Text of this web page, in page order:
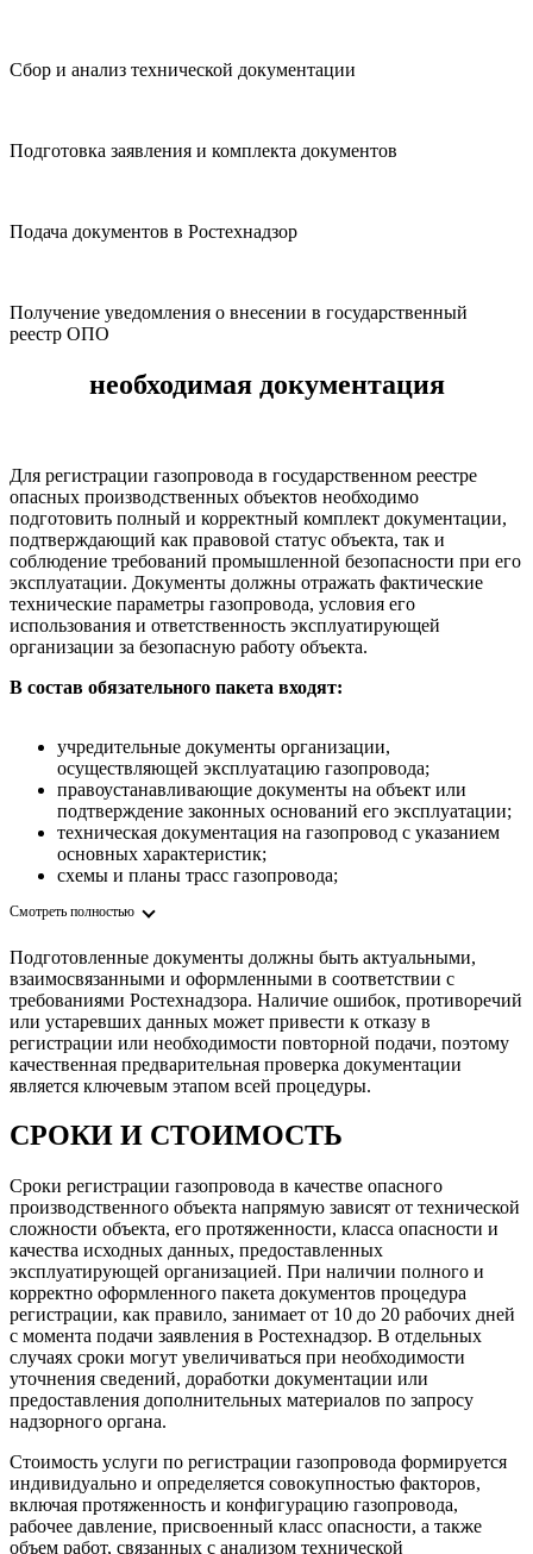
Сбор и анализ технической документации
Подготовка заявления и комплекта документов
Подача документов в Ростехнадзор
Получение уведомления о внесении в государственный
реестр ОПО
необходимая документация
Для регистрации газопровода в государственном реестре
опасных производственных объектов необходимо
подготовить полный и корректный комплект документации,
подтверждающий как правовой статус объекта, так и
соблюдение требований промышленной безопасности при его
эксплуатации. Документы должны отражать фактические
технические параметры газопровода, условия его
использования и ответственность эксплуатирующей
организации за безопасную работу объекта.
В состав обязательного пакета входят:
учредительные документы организации,
осуществляющей эксплуатацию газопровода;
правоустанавливающие документы на объект или
подтверждение законных оснований его эксплуатации;
техническая документация на газопровод с указанием
основных характеристик;
схемы и планы трасс газопровода;
эксплуатации;
производственного объекта и обоснование класса
опасности.
Смотреть полностью
Подготовленные документы должны быть актуальными,
взаимосвязанными и оформленными в соответствии с
требованиями Ростехнадзора. Наличие ошибок, противоречий
или устаревших данных может привести к отказу в
регистрации или необходимости повторной подачи, поэтому
качественная предварительная проверка документации
является ключевым этапом всей процедуры.
СРОКИ И СТОИМОСТЬ
Сроки регистрации газопровода в качестве опасного
производственного объекта напрямую зависят от технической
сложности объекта, его протяженности, класса опасности и
качества исходных данных, предоставленных
эксплуатирующей организацией. При наличии полного и
корректно оформленного пакета документов процедура
регистрации, как правило, занимает от 10 до 20 рабочих дней
с момента подачи заявления в Ростехнадзор. В отдельных
случаях сроки могут увеличиваться при необходимости
уточнения сведений, доработки документации или
предоставления дополнительных материалов по запросу
надзорного органа.
Стоимость услуги по регистрации газопровода формируется
индивидуально и определяется совокупностью факторов,
включая протяженность и конфигурацию газопровода,
рабочее давление, присвоенный класс опасности, а также
объем работ, связанных с анализом технической